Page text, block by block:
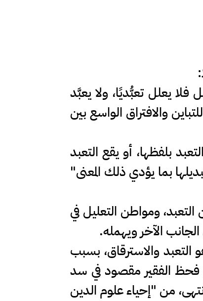
فلا يعلل تعبُّديًا، ولا يعبَّد
والافتراق الواسع بين
التعبد بلفظها، أو يقع التعبد
بما يؤدي ذلك المعنى"
ومواطن التعليل في
الآخر ويهمله.
التعبد والاسترقاق، بسبب
فحظ الفقير مقصود في سد
من "إحياء علوم الدين